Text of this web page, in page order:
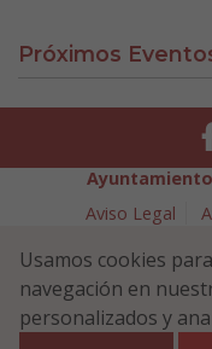
Próximos
Aviso Legal
Política
Plaza Navarra 5 -
Usamos cookies
navegación en
personalizados y